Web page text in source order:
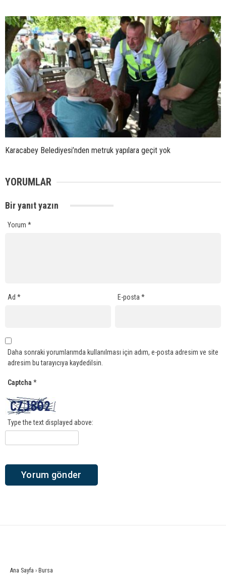
Karacabey Belediyesi’nden metruk yapılara geçit yok
YORUMLAR
Bir yanıt yazın
Yorum *
Ad * E-posta*
Daha sonraki yorumlarımda kullanılması için adım, e-posta adresim ve site
adresim bu tarayıcıya kaydedilsin.
Captcha *
Type the text displayed above:
Ana Sayfa › Bursa